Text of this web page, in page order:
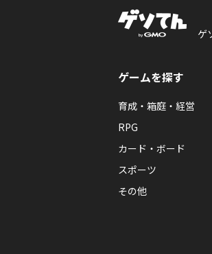
ゲ
ゲームを探す
育成・箱庭・経営
RPG
カード・ボード
スポーツ
その他